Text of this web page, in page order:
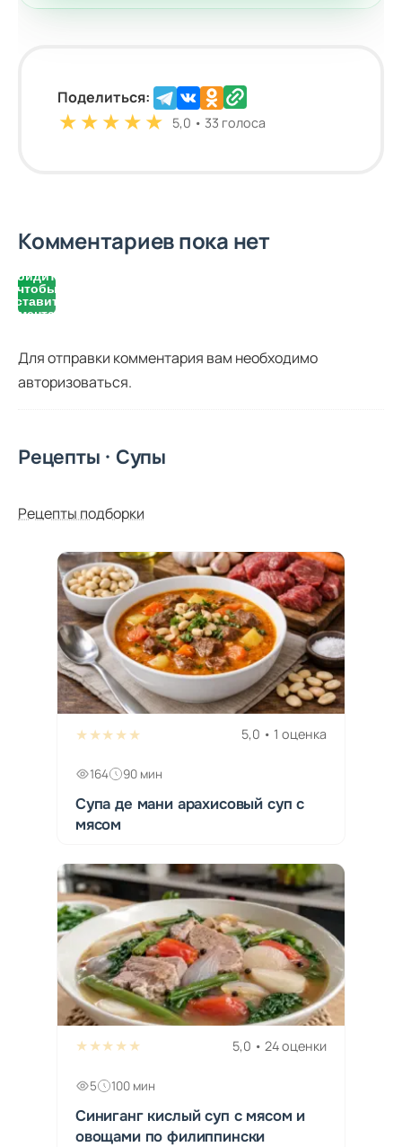
Поделиться:
★ ★ ★ ★ ★ 5,0 • 33 голоса
Комментариев пока нет
Войдите,
чтобы
оставить
Для отправки комментария вам необходимо
авторизоваться.
Рецепты · Супы
Рецепты подборки
★★★★★ 5,0 • 1 оценка
164 90 мин
Супа де мани арахисовый суп с
мясом
★★★★★ 5,0 • 24 оценки
5 100 мин
Синиганг кислый суп с мясом и
овощами по филиппински